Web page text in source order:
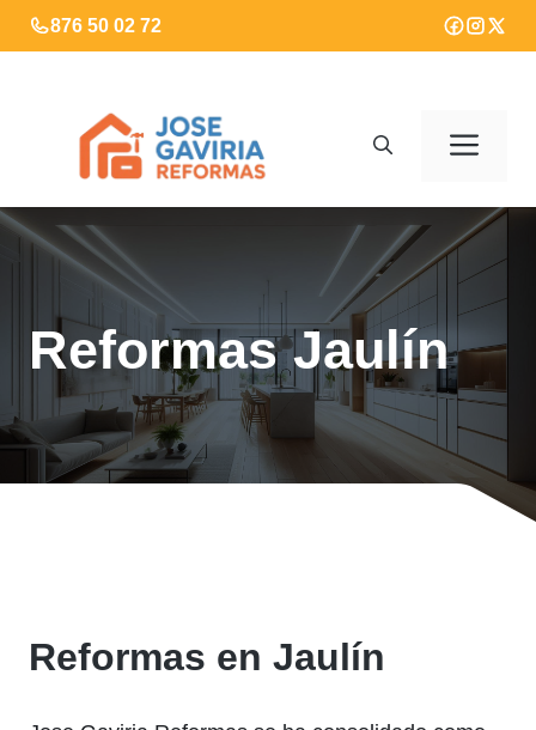
Saltar
al
876 50 02 72
Reformas Jaulín
Reformas en Jaulín